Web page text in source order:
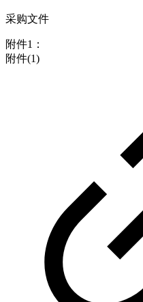
采购文件
附件1：
附件(1)